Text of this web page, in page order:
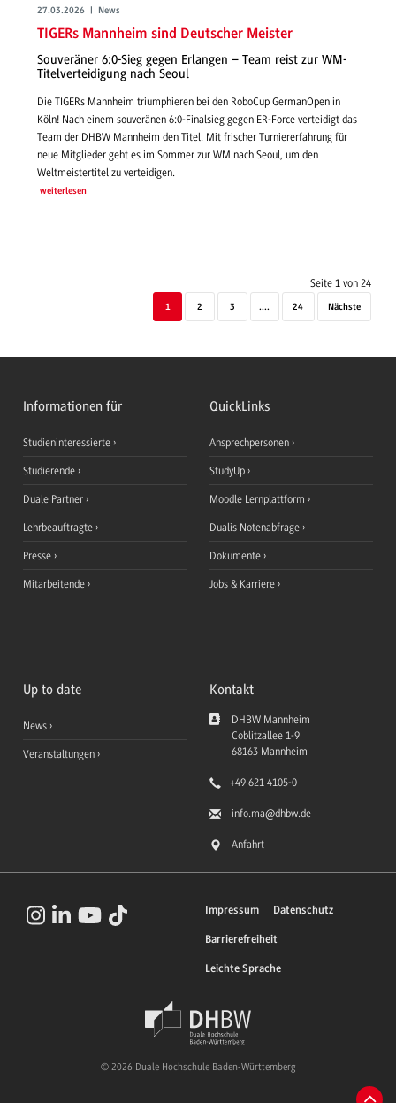
27.03.2026 | News
TIGERs Mannheim sind Deutscher Meister
Souveräner 6:0-Sieg gegen Erlangen – Team reist zur WM-
Titelverteidigung nach Seoul
Die TIGERs Mannheim triumphieren bei den RoboCup GermanOpen in
Köln! Nach einem souveränen 6:0-Finalsieg gegen ER-Force verteidigt das
Team der DHBW Mannheim den Titel. Mit frischer Turniererfahrung für
neue Mitglieder geht es im Sommer zur WM nach Seoul, um den
Weltmeistertitel zu verteidigen.
weiterlesen
Seite 1 von 24
1 2 3 .... 24 Nächste
Informationen für
Studieninteressierte
Studierende
Duale Partner
Lehrbeauftragte
Presse
Mitarbeitende
QuickLinks
Ansprechpersonen
StudyUp
Moodle Lernplattform
Dualis Notenabfrage
Dokumente
Jobs & Karriere
Up to date
News
Veranstaltungen
Kontakt
DHBW Mannheim
Coblitzallee 1-9
68163 Mannheim
+49 621 4105-0
info.ma@dhbw.de
Anfahrt
Impressum Datenschutz
Barrierefreiheit
Leichte Sprache
© 2026 Duale Hochschule Baden-Württemberg